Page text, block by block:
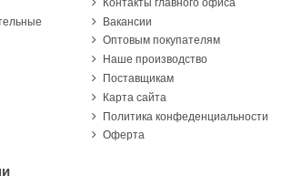
Контакты главного офиса
Вакансии
Оптовым покупателям
Наше производство
Поставщикам
Карта сайта
Политика конфеденциальности
Оферта